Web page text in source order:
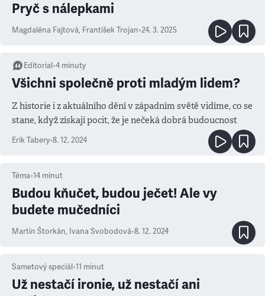
Pryč s nálepkami
Magdaléna Fajtová, František Trojan•24. 3. 2025
Editorial •4 minuty
Všichni společně proti mladým lidem?
Z historie i z aktuálního dění v západním světě vidíme, co se
stane, když získají pocit, že je nečeká dobrá budoucnost
Erik Tabery•8. 12. 2024
Téma•14 minut
Budou kňučet, budou ječet! Ale vy
budete mučedníci
Martin Štorkán, Ivana Svobodová•8. 12. 2024
Sametový speciál •11 minut
Už nestačí ironie, už nestačí ani